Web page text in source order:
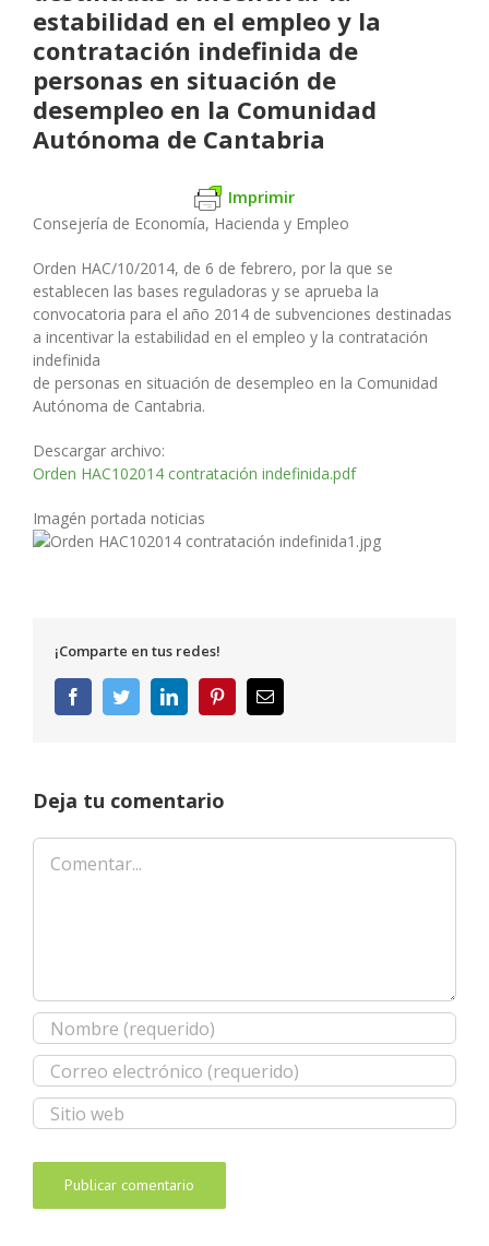
estabilidad en el empleo y la
contratación indefinida de
personas en situación de
desempleo en la Comunidad
Autónoma de Cantabria
Imprimir
Consejería de Economía, Hacienda y Empleo
Orden HAC/10/2014, de 6 de febrero, por la que se
establecen las bases reguladoras y se aprueba la
convocatoria para el año 2014 de subvenciones destinadas
a incentivar la estabilidad en el empleo y la contratación
indefinida
de personas en situación de desempleo en la Comunidad
Autónoma de Cantabria.
Descargar archivo:
Orden HAC102014 contratación indefinida.pdf
Imagén portada noticias
¡Comparte en tus redes!
FacebookTwitterLinkedInPinterestCorreo
electrónico
Deja tu comentario
Comentar